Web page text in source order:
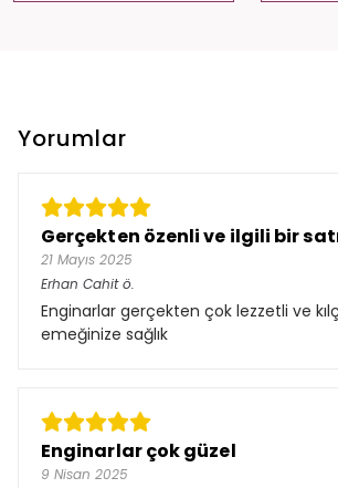
Yorumlar
Gerçekten özenli ve ilgili bir
21 Mayıs 2025
Erhan Cahit ö.
Enginarlar gerçekten çok lezzetli ve
emeğinize sağlık
Enginarlar çok güzel
9 Nisan 2025